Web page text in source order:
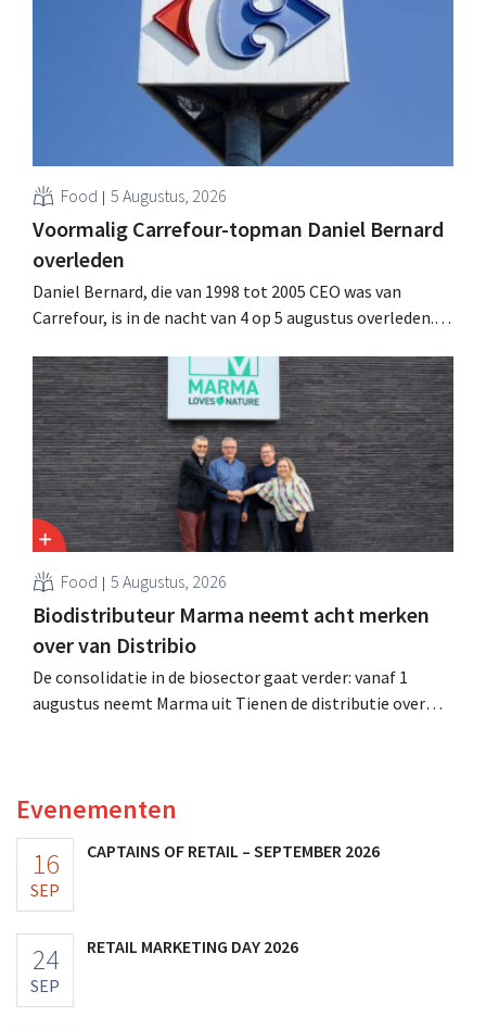
vooruitzichten.
Food 5 Augustus, 2026
Voormalig Carrefour-topman Daniel Bernard
overleden
Daniel Bernard, die van 1998 tot 2005 CEO was van
Carrefour, is in de nacht van 4 op 5 augustus overleden.
retailer, realiseerde de fusie met Promodès en nam
toenmalig Belgisch marktleider GB over.
Food 5 Augustus, 2026
Biodistributeur Marma neemt acht merken
over van Distribio
De consolidatie in de biosector gaat verder: vanaf 1
augustus neemt Marma uit Tienen de distributie over
Evenementen
16
SEP
CAPTAINS OF RETAIL – SEPTEMBER 2026
24
SEP
RETAIL MARKETING DAY 2026